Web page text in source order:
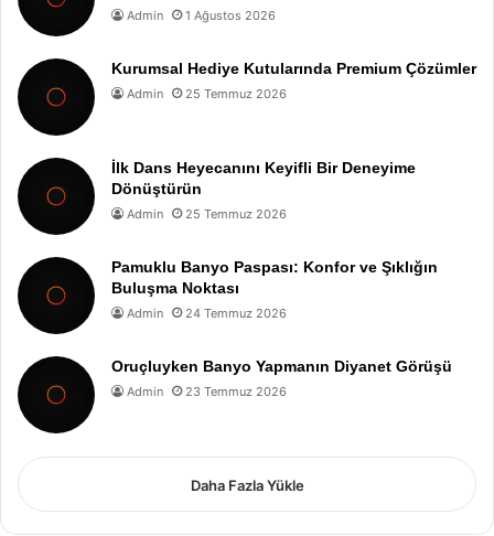
Admin 1 Ağustos 2026
Kurumsal Hediye Kutularında Premium Çözümler
Admin 25 Temmuz 2026
İlk Dans Heyecanını Keyifli Bir Deneyime
Dönüştürün
Admin 25 Temmuz 2026
Pamuklu Banyo Paspası: Konfor ve Şıklığın
Buluşma Noktası
Admin 24 Temmuz 2026
Oruçluyken Banyo Yapmanın Diyanet Görüşü
Admin 23 Temmuz 2026
Daha Fazla Yükle